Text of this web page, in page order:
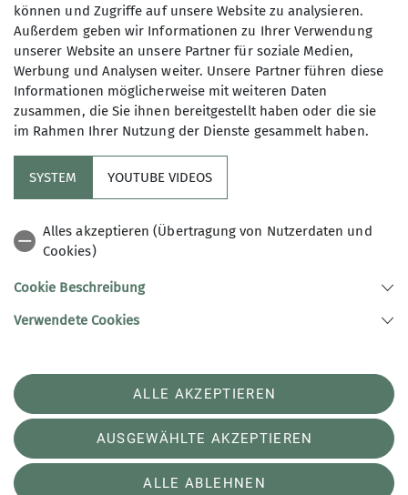
Maximale Teilnehmeranzahl
7
Aktuelles
Sektion Landsberg am Lech des DAV e.V.
Telefon +49819150991
Datenschutz-Einstellungen
Datenschutz
Impressum
können und Zugriffe auf unsere Website zu analysieren.
Außerdem geben wir Informationen zu Ihrer Verwendung
unserer Website an unsere Partner für soziale Medien,
Werbung und Analysen weiter. Unsere Partner führen diese
Informationen möglicherweise mit weiteren Daten
zusammen, die Sie ihnen bereitgestellt haben oder die sie
im Rahmen Ihrer Nutzung der Dienste gesammelt haben.
SYSTEM YOUTUBE VIDEOS
Alles akzeptieren (Übertragung von Nutzerdaten und
Cookies)
Cookie Beschreibung
Verwendete Cookies
ALLE AKZEPTIEREN
AUSGEWÄHLTE AKZEPTIEREN
ALLE ABLEHNEN